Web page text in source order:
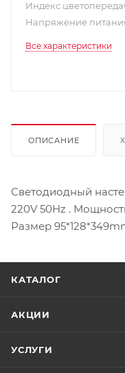
Индекс
Напряжение
Все характеристики
ОПИСАНИЕ
Светодиодный
220V 50Hz .
Размер
КАТАЛОГ
АКЦИИ
УСЛУГИ